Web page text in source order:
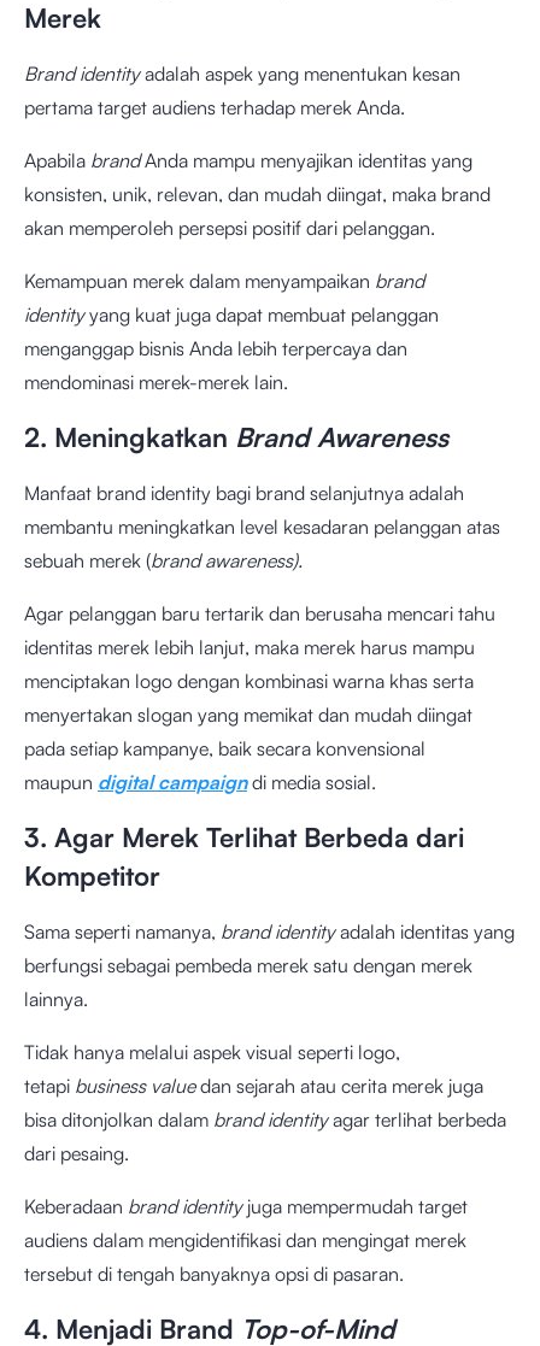
Merek
Brand identityadalah aspek yang menentukan kesan
pertama target audiens terhadap merek Anda.
Apabila brandAnda mampu menyajikan identitas yang
konsisten, unik, relevan, dan mudah diingat, maka brand
akan memperoleh persepsi positif dari pelanggan.
Kemampuan merek dalam menyampaikan brand
identityyang kuat juga dapat membuat pelanggan
menganggap bisnis Anda lebih terpercaya dan
mendominasi merek-merek lain.
2. Meningkatkan Brand Awareness
Manfaat brand identity bagi brand selanjutnya adalah
membantu meningkatkan level kesadaran pelanggan atas
sebuah merek (brand awareness).
Agar pelanggan baru tertarik dan berusaha mencari tahu
identitas merek lebih lanjut, maka merek harus mampu
menciptakan logo dengan kombinasi warna khas serta
menyertakan slogan yang memikat dan mudah diingat
pada setiap kampanye, baik secara konvensional
maupun digital campaigndi media sosial.
3. Agar Merek Terlihat Berbeda dari
Kompetitor
Sama seperti namanya, brand identityadalah identitas yang
berfungsi sebagai pembeda merek satu dengan merek
lainnya.
Tidak hanya melalui aspek visual seperti logo,
tetapi business valuedan sejarah atau cerita merek juga
bisa ditonjolkan dalam brand identityagar terlihat berbeda
dari pesaing.
Keberadaan brand identity juga mempermudah target
audiens dalam mengidentifikasi dan mengingat merek
tersebut di tengah banyaknya opsi di pasaran.
4. Menjadi Brand Top-of-Mind